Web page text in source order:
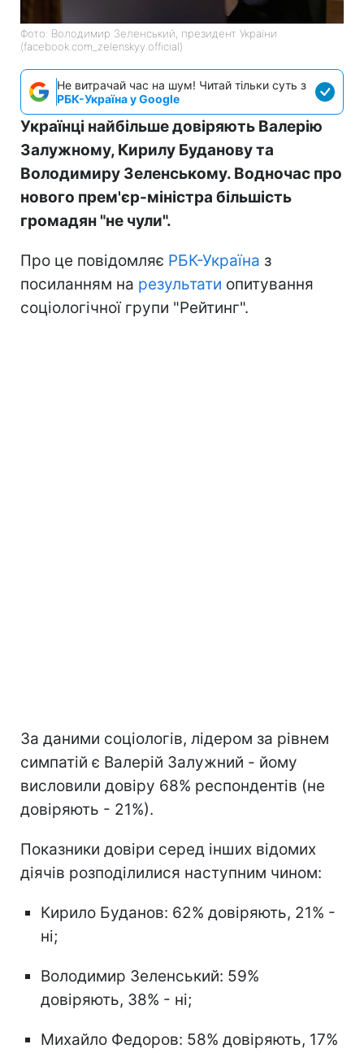
Фото: Володимир Зеленський, президент України
(facebook.com_zelenskyy.official)
Не витрачай час на шум! Читай тільки суть з
РБК-Україна у Google
Українці найбільше довіряють Валерію
Залужному, Кирилу Буданову та
Володимиру Зеленському. Водночас про
нового прем'єр-міністра більшість
громадян "не чули".
Про це повідомляє РБК-Україна з
посиланням на результати опитування
соціологічної групи "Рейтинг".
За даними соціологів, лідером за рівнем
симпатій є Валерій Залужний - йому
висловили довіру 68% респондентів (не
довіряють - 21%).
Показники довіри серед інших відомих
діячів розподілилися наступним чином:
Кирило Буданов: 62% довіряють, 21% -
ні;
Володимир Зеленський: 59%
довіряють, 38% - ні;
Михайло Федоров: 58% довіряють, 17%